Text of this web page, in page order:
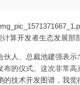
计算开发者生态发展部
人、总裁池建强表示
布的仪式。这次非常高
的技术开发图谱，我觉